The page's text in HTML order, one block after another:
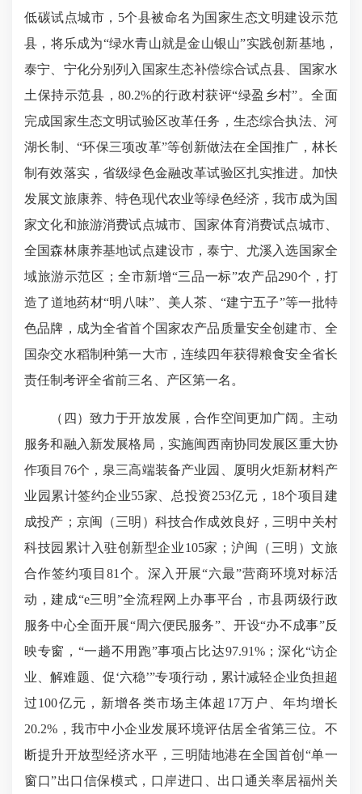
低碳试点城市，5个县被命名为国家生态文明建设示范
县，将乐成为“绿水青山就是金山银山”实践创新基地，
泰宁、宁化分别列入国家生态补偿综合试点县、国家水
土保持示范县，80.2%的行政村获评“绿盈乡村”。全面
完成国家生态文明试验区改革任务，生态综合执法、河
湖长制、“环保三项改革”等创新做法在全国推广，林长
制有效落实，省级绿色金融改革试验区扎实推进。加快
发展文旅康养、特色现代农业等绿色经济，我市成为国
家文化和旅游消费试点城市、国家体育消费试点城市、
全国森林康养基地试点建设市，泰宁、尤溪入选国家全
域旅游示范区；全市新增“三品一标”农产品290个，打
造了道地药材“明八味”、美人茶、“建宁五子”等一批特
色品牌，成为全省首个国家农产品质量安全创建市、全
国杂交水稻制种第一大市，连续四年获得粮食安全省长
责任制考评全省前三名、产区第一名。
（四）致力于开放发展，合作空间更加广阔。主动
服务和融入新发展格局，实施闽西南协同发展区重大协
作项目76个，泉三高端装备产业园、厦明火炬新材料产
业园累计签约企业55家、总投资253亿元，18个项目建
成投产；京闽（三明）科技合作成效良好，三明中关村
科技园累计入驻创新型企业105家；沪闽（三明）文旅
合作签约项目81个。深入开展“六最”营商环境对标活
动，建成“e三明”全流程网上办事平台，市县两级行政
服务中心全面开展“周六便民服务”、开设“办不成事”反
映专窗，“一趟不用跑”事项占比达97.91%；深化“访企
业、解难题、促‘六稳’”专项行动，累计减轻企业负担超
过100亿元，新增各类市场主体超17万户、年均增长
20.2%，我市中小企业发展环境评估居全省第三位。不
断提升开放型经济水平，三明陆地港在全国首创“单一
窗口”出口信保模式，口岸进口、出口通关率居福州关